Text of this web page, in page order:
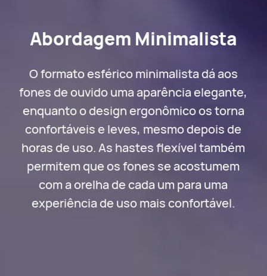
Abordagem Minimalista
O formato esférico minimalista dá aos
fones de ouvido uma aparência elegante,
enquanto o design ergonômico os torna
confortáveis e leves, mesmo depois de
horas de uso. As hastes flexível também
permitem que os fones se acostumem
com a orelha de cada um para uma
experiência de uso mais confortável.